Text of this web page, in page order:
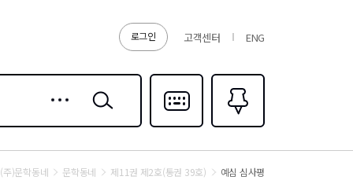
로그인 고객센터 ENG
검색
다국어입력
즐겨찾기0
(주)문학동네 문학동네 제11권 제2호(통권 39호) 예심 심사평